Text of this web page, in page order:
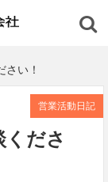
い！
営業活動日記
ださ